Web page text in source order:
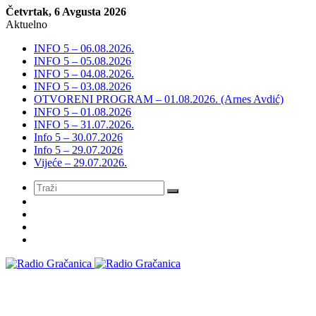
Četvrtak, 6 Avgusta 2026
Aktuelno
INFO 5 – 06.08.2026.
INFO 5 – 05.08.2026
INFO 5 – 04.08.2026.
INFO 5 – 03.08.2026
OTVORENI PROGRAM – 01.08.2026. (Arnes Avdić)
INFO 5 – 01.08.2026
INFO 5 – 31.07.2026.
Info 5 – 30.07.2026
Info 5 – 29.07.2026
Vijeće – 29.07.2026.
Meni